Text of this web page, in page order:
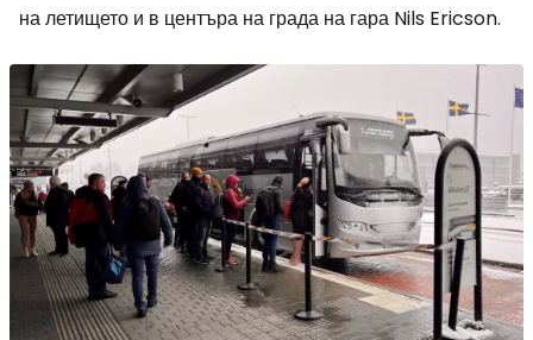
на летището и в центъра на града на гара Nils Ericson.